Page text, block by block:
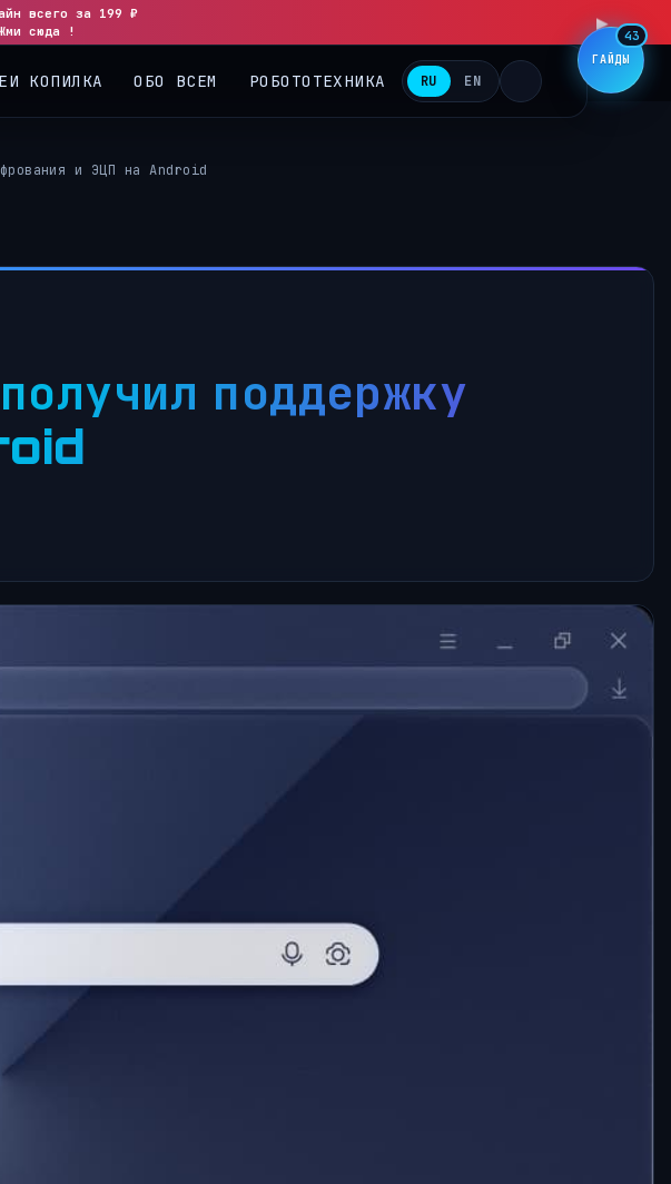
всего за 199 ₽
сюда !
▶
RU EN
и ЭЦП на Android
поддержку
ГАЙДЫ
43